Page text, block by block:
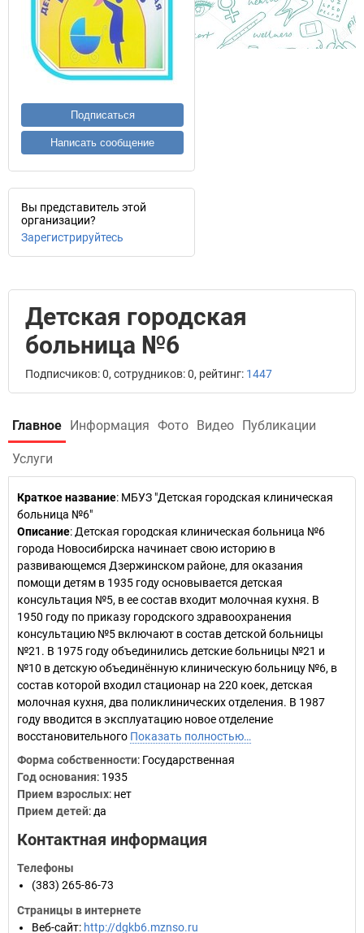
Подписаться
Написать сообщение
Вы представитель этой
организации?
Зарегистрируйтесь
Детская городская
больница №6
Подписчиков: 0, сотрудников: 0, рейтинг: 1447
Главное Информация Фото Видео Публикации
Услуги
Краткое название: МБУЗ "Детская городская клиническая
больница №6"
Описание: Детская городская клиническая больница №6
города Новосибирска начинает свою историю в
развивающемся Дзержинском районе, для оказания
помощи детям в 1935 году основывается детская
консультация №5, в ее состав входит молочная кухня. В
1950 году по приказу городского здравоохранения
консультацию №5 включают в состав детской больницы
№21. В 1975 году объединились детские больницы №21 и
№10 в детскую объединённую клиническую больницу №6, в
состав которой входил стационар на 220 коек, детская
молочная кухня, два поликлинических отделения. В 1987
году вводится в эксплуатацию новое отделение
восстановительного Показать полностью…
Форма собственности: Государственная
Год основания: 1935
Прием взрослых: нет
Прием детей: да
Контактная информация
Телефоны
(383) 265-86-73
Страницы в интернете
Веб-сайт: http://dgkb6.mznso.ru